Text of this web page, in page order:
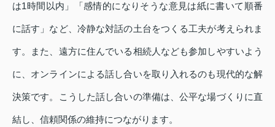
は1時間以内」「感情的になりそうな意見は紙に書いて順番
に話す」など、冷静な対話の土台をつくる工夫が考えられま
す。また、遠方に住んでいる相続人なども参加しやすいよう
に、オンラインによる話し合いを取り入れるのも現代的な解
決策です。こうした話し合いの準備は、公平な場づくりに直
結し、信頼関係の維持につながります。